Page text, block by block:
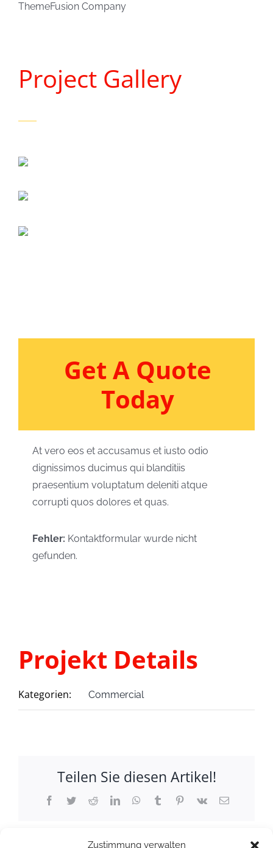
Zustimmung verwalten
ThemeFusion Company
Project Gallery
Get A Quote
Today
At vero eos et accusamus et iusto odio
dignissimos ducimus qui blanditiis
praesentium voluptatum deleniti atque
corrupti quos dolores et quas.
Fehler: Kontaktformular wurde nicht
gefunden.
Projekt Details
Kategorien: Commercial
Teilen Sie diesen Artikel!
Facebook
TwitterRedditLinkedInWhatsApp
TumblrPinterest
Vk
E-